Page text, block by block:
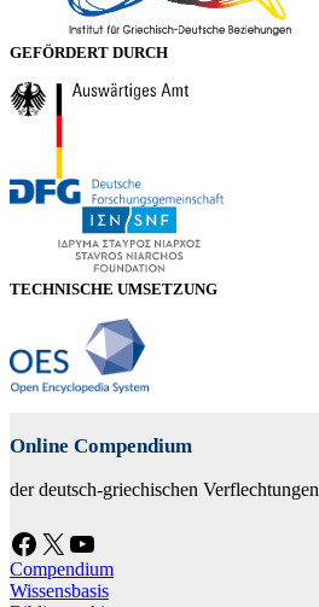
GEFÖRDERT DURCH
TECHNISCHE UMSETZUNG
Online Compendium
der deutsch-griechischen Verflechtungen
Facebook X YouTube
Compendium
Wissensbasis